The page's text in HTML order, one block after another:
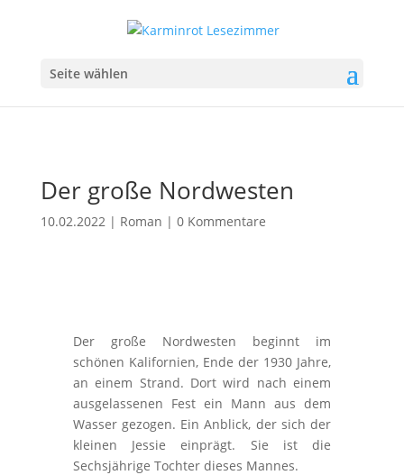
Seite wählen
Der große Nordwesten
10.02.2022 | Roman | 0 Kommentare
Der große Nordwesten beginnt im
schönen Kalifornien, Ende der 1930 Jahre,
an einem Strand. Dort wird nach einem
ausgelassenen Fest ein Mann aus dem
Wasser gezogen. Ein Anblick, der sich der
kleinen Jessie einprägt. Sie ist die
Sechsjährige Tochter dieses Mannes.